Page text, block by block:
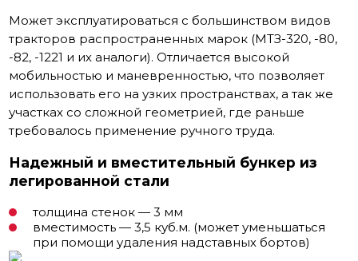
Может эксплуатироваться с большинством видов
тракторов распространенных марок (МТЗ-320, -80,
-82, -1221 и их аналоги). Отличается высокой
мобильностью и маневренностью, что позволяет
использовать его на узких пространствах, а так же
участках со сложной геометрией, где раньше
требовалось применение ручного труда.
Надежный и вместительный бункер из
легированной стали
толщина стенок — 3 мм
вместимость — 3,5 куб.м. (может уменьшаться
при помощи удаления надставных бортов)